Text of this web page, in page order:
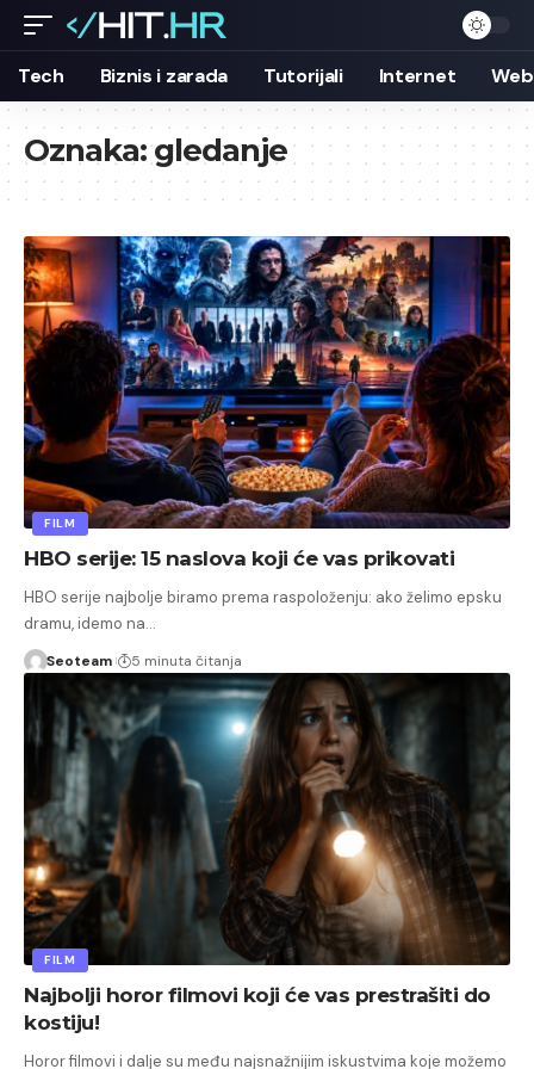
Tech Biznis i zarada Tutorijali Internet
Oznaka:gledanje
FILM
HBO serije: 15 naslova koji će vas prikovati
HBO serije najbolje biramo prema raspoloženju: ako želimo epsku
dramu, idemo na…
Seoteam 5 minuta čitanja
FILM
Najbolji horor filmovi koji će vas prestrašiti do
kostiju!
Horor filmovi i dalje su među najsnažnijim iskustvima koje možemo